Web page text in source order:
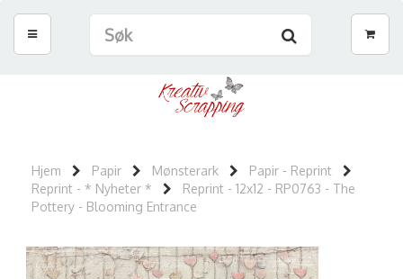
Hjem Papir Mønsterark
Papir - Reprint
Reprint - * Nyheter *
Reprint - 12x12 - RP0763 - The
Pottery - Blooming Entrance